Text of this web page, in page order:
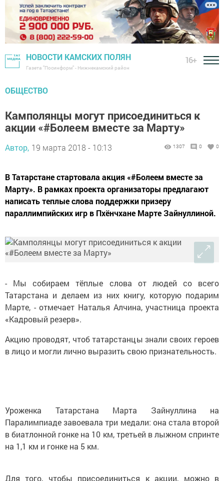
НОВОСТИ КАМСКИХ ПОЛЯН
Газета "Посинформ" - Нижнекамский район
16+
ОБЩЕСТВО
Камполянцы могут присоединиться к
акции «#Болеем вместе за Марту»
Автор, 19 марта 2018 - 10:13 1307 0 0
В Татарстане стартовала акция «#Болеем вместе за
Марту». В рамках проекта организаторы предлагают
написать теплые слова поддержки призеру
параллимпийских игр в Пхёнчхане Марте Зайнуллиной.
- Мы собираем тёплые слова от людей со всего
Татарстана и делаем из них книгу, которую подарим
Марте, - отмечает Наталья Алчина, участница проекта
«Кадровый резерв».
Акцию проводят, чтоб татарстанцы знали своих героев
в лицо и могли лично выразить свою признательность.
Уроженка Татарстана Марта Зайнуллина на
Паралимпиаде завоевала три медали: она стала второй
в биатлонной гонке на 10 км, третьей в лыжном спринте
на 1,1 км и гонке на 5 км.
Для того, чтобы присоединиться к акции, можно в